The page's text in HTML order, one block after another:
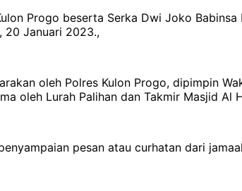
Progo beserta Serka Dwi Joko
20 Januari 2023.,
oleh Polres Kulon Progo, dipimpin
oleh Lurah Palihan dan Takmir Masjid Al
pesan atau curhatan dari